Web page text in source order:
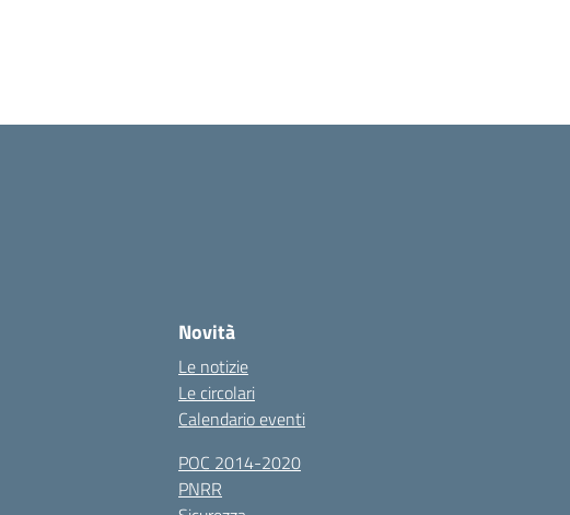
Novità
Le notizie
Le circolari
Calendario eventi
POC 2014-2020
PNRR